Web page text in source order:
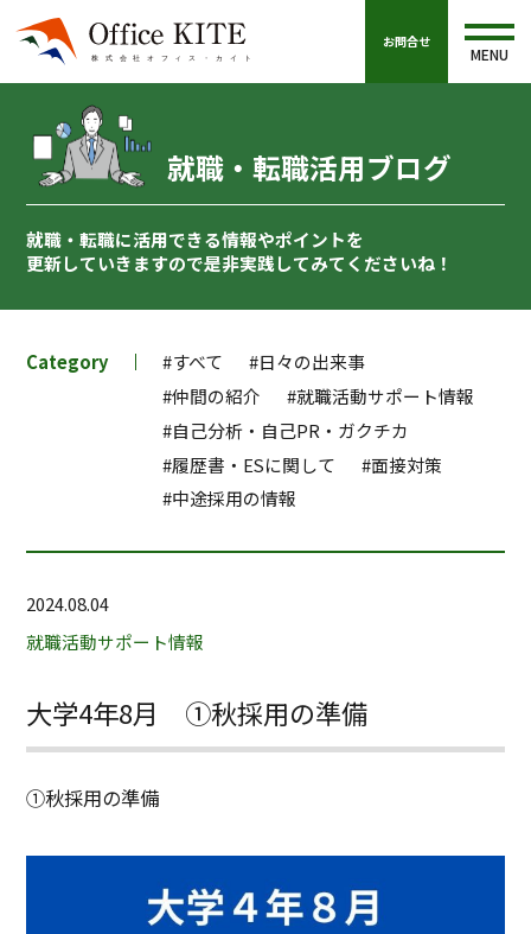
お問合せ
MENU
就職・転職活用ブログ
就職・転職に活用できる情報やポイントを
更新していきますので是非実践してみてくださいね！
Category #すべて
#日々の出来事
#仲間の紹介
#就職活動サポート情報
#自己分析・自己PR・ガクチカ
#履歴書・ESに関して
#面接対策
#中途採用の情報
2024.08.04
就職活動サポート情報
大学4年8月 ①秋採用の準備
①秋採用の準備